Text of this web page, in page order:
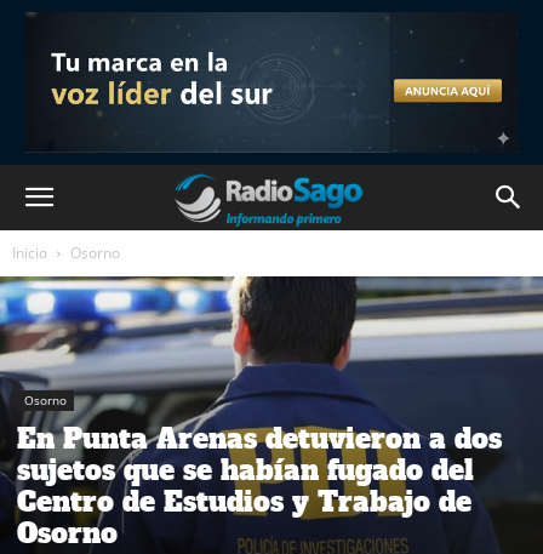
Inicio Osorno
Osorno
En Punta Arenas detuvieron a dos
sujetos que se habían fugado del
Centro de Estudios y Trabajo de
Osorno